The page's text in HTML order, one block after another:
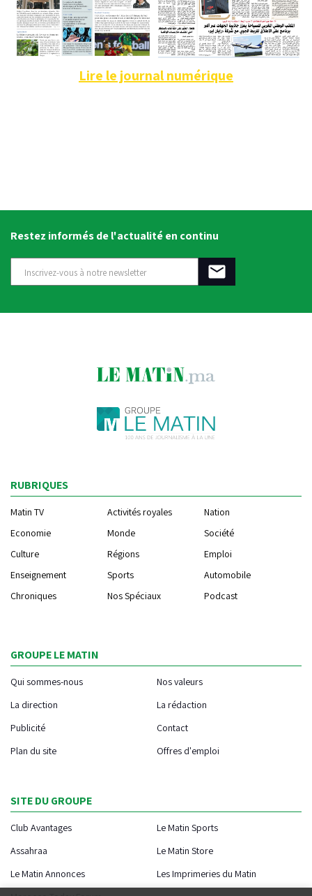
Lire le journal numérique
Restez informés de l'actualité en continu
RUBRIQUES
Matin TV Activités royales
Nation
Economie
Monde
Société
Culture
Régions
Emploi
Enseignement
Sports
Automobile
Chroniques
Nos Spéciaux Podcast
GROUPE LE MATIN
Qui sommes-nous
Nos valeurs
La direction
La rédaction
Publicité
Contact
Plan du site
Offres d'emploi
SITE DU GROUPE
Club Avantages
Le Matin Sports
Assahraa
Le Matin Store
Le Matin Annonces
Les Imprimeries du Matin